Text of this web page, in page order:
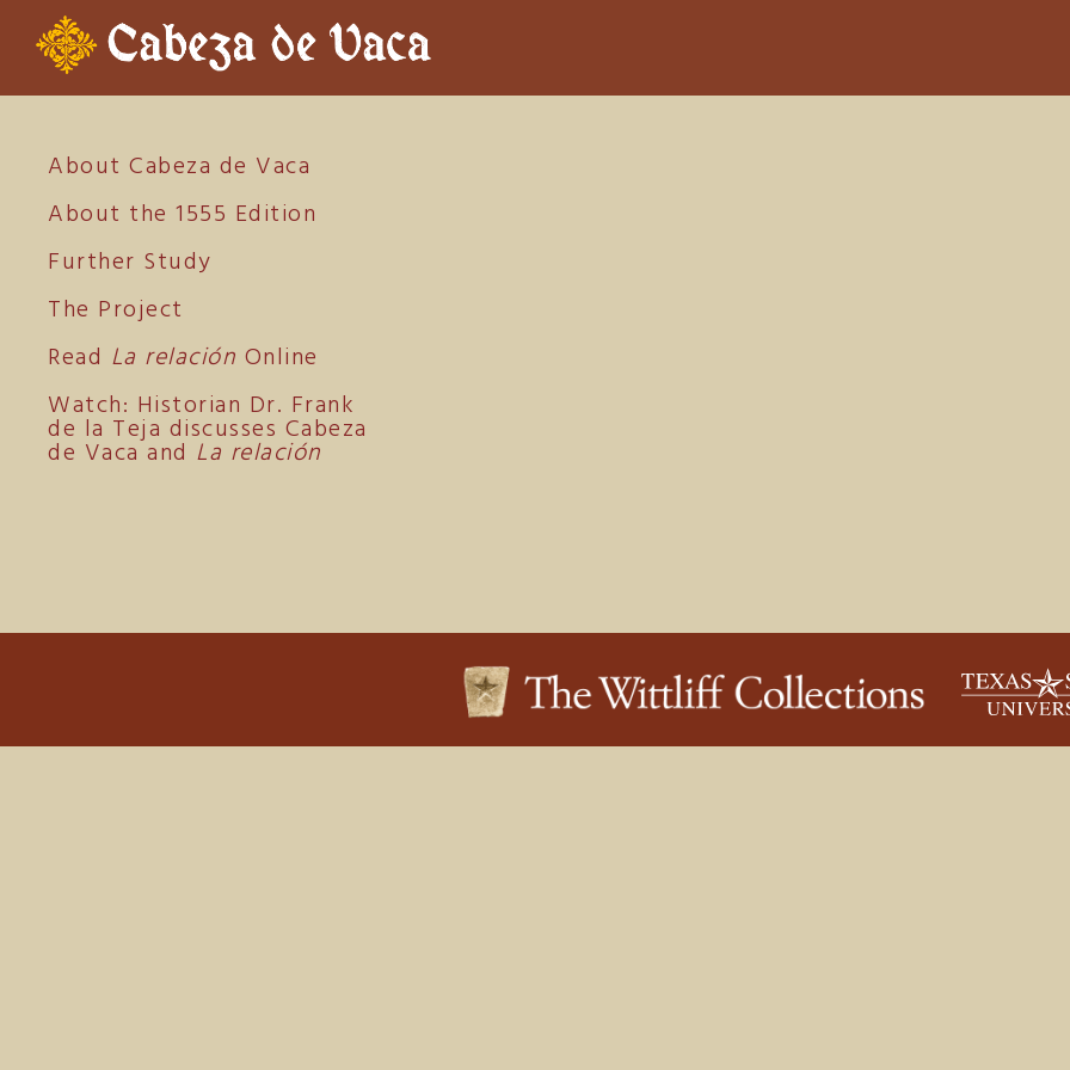
About Cabeza de Vaca
About the 1555 Edition
Further Study
The Project
Read La relación Online
Watch: Historian Dr. Frank
de la Teja discusses Cabeza
de Vaca and La relación